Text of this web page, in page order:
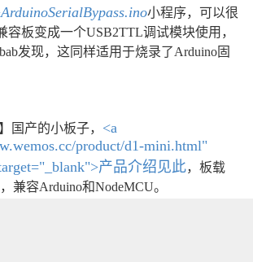
ArduinoSerialBypass.ino小程序，可以很
容板变成一个USB2TTL调试模块使用，
发现，这同样适用于烧录了Arduino固
国产的小板子， <a
product/d1-mini.html"
产品介绍见此，板载
兼容Arduino和NodeMCU。